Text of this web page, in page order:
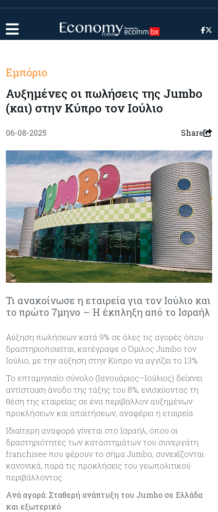
Εμπόριο
Αυξημένες οι πωλήσεις της Jumbo
(και) στην Κύπρο τον Ιούλιο
06-08-2025 Share
Τι ανακοίνωσε η εταιρεία για τον Ιούλιο και
το πρώτο 7μηνο – Η έκπληξη από το Ισραήλ
Αύξηση πωλήσεων κατά 9% σε όλες τις αγορές όπου
δραστηριοποιείται, κατέγραψε ο Όμιλος Jumbo τον
Ιούλιο, με την αύξηση στην Κύπρο να αγγίζει το 13%.
Το επταμηνιαίο σύνολο (Ιανουάριος–Ιούλιος) δείχνει
αντίστοιχη άνοδο της τάξης του 8%, ενισχύοντας τη
θέση της εταιρείας σε ένα περιβάλλον αυξημένων
προκλήσεων και απαιτήσεων, αναφέρει η εταιρεία.
Ιδιαίτερη αναφορά γίνεται στο Ισραήλ, όπου οι
δραστηριότητες των καταστημάτων του συνεργάτη
franchisee που φέρουν το σήμα Jumbo, συνεχίζονται
κανονικά, παρά τις προκλήσεις του γεωπολιτικού
περιβάλλοντος.
Ανά αγορά: Σταθερή ανάπτυξη του Jumbo σε Ελλάδα
και εξωτερικό